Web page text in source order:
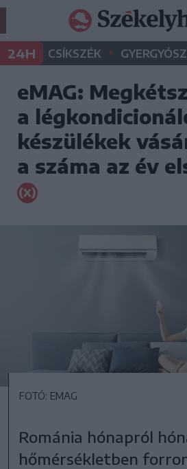
24H CSÍKSZÉK •
eMAG:
a
készülékek
a száma az év
FOTÓ: EMAG
Románia hónapról
hőmérsékletben